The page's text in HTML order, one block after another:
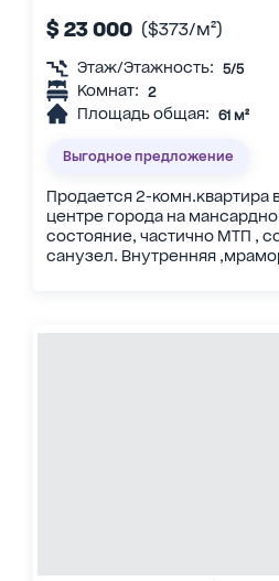
$ 23 000 ($373/м²)
Этаж/Этажность: 5/5
Комнат: 2
Площадь общая: 61 м²
Выгодное предложение
Продается 2-комн.квартира
центре города на
состояние, частично МТП ,
санузел. Внутренняя